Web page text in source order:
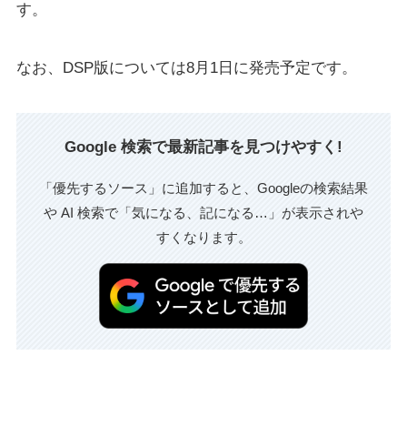
す。
なお、DSP版については8月1日に発売予定です。
Google 検索で最新記事を見つけやすく!
「優先するソース」に追加すると、Googleの検索結果
や AI 検索で「気になる、記になる…」が表示されや
すくなります。